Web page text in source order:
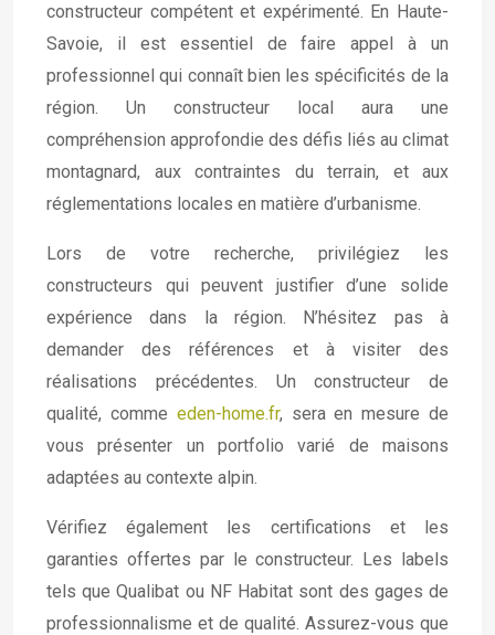
constructeur compétent et expérimenté. En Haute-
Savoie, il est essentiel de faire appel à un
professionnel qui connaît bien les spécificités de la
région. Un constructeur local aura une
compréhension approfondie des défis liés au climat
montagnard, aux contraintes du terrain, et aux
réglementations locales en matière d’urbanisme.
Lors de votre recherche, privilégiez les
constructeurs qui peuvent justifier d’une solide
expérience dans la région. N’hésitez pas à
demander des références et à visiter des
réalisations précédentes. Un constructeur de
qualité, comme eden-home.fr, sera en mesure de
vous présenter un portfolio varié de maisons
adaptées au contexte alpin.
Vérifiez également les certifications et les
garanties offertes par le constructeur. Les labels
tels que Qualibat ou NF Habitat sont des gages de
professionnalisme et de qualité. Assurez-vous que